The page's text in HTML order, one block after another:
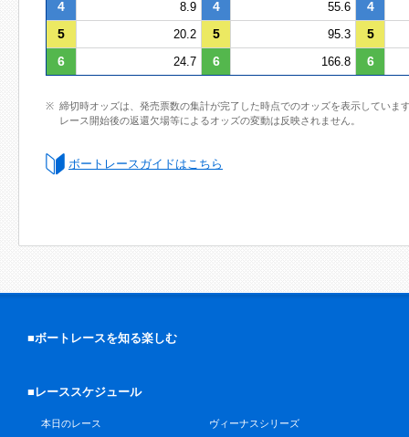
4 8.9 4 55.6
4
5
20.2 5 95.3
5
6
24.7 6 166.8 6
締切時オッズは、発売票数の集計が完了した時点でのオッズを表示していま
レース開始後の返還欠場等によるオッズの変動は反映されません。
ボートレースガイドはこちら
■ボートレースを知る楽しむ
■レーススケジュール
本日のレース
ヴィーナスシリーズ